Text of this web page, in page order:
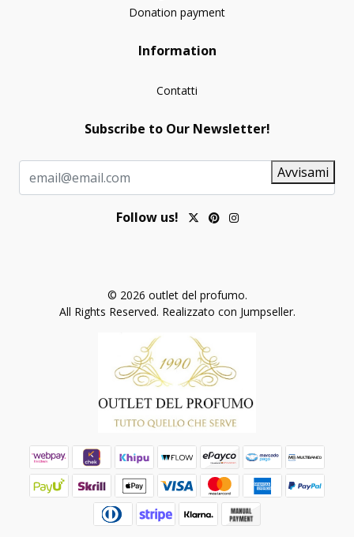
Donation payment
Information
Contatti
Subscribe to Our Newsletter!
Avvisami
Follow us!
© 2026 outlet del profumo.
All Rights Reserved. Realizzato con Jumpseller.